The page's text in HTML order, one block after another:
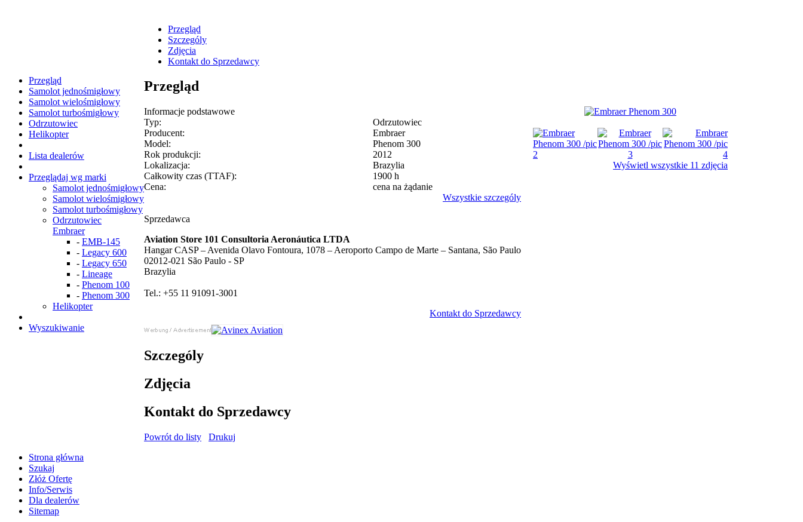
Przegląd
Samolot jednośmigłowy
Samolot wielośmigłowy
Samolot turbośmigłowy
Odrzutowiec
Helikopter
Lista dealerów
Przeglądaj wg marki
Samolot jednośmigłowy
Samolot wielośmigłowy
Samolot turbośmigłowy
Odrzutowiec
Embraer
- EMB-145
- Legacy 600
- Legacy 650
- Lineage
- Phenom 100
- Phenom 300
Helikopter
Wyszukiwanie
Przegląd
Szczególy
Zdjęcia
Kontakt do Sprzedawcy
Przegląd
Informacje podstawowe
Typ:
Odrzutowiec
Producent:
Embraer
Model:
Phenom 300
Rok produkcji:
2012
Lokalizacja:
Brazylia
Całkowity czas (TTAF):
1900 h
Cena:
cena na żądanie
Wszystkie szczególy
Sprzedawca
Aviation Store 101 Consultoria Aeronáutica LTDA
Hangar CASP – Avenida Olavo Fontoura, 1078 – Aeroporto Campo de Marte – Santana, São Paulo
02012-021 São Paulo - SP
Brazylia
Tel.: +55 11 91091-3001
Kontakt do Sprzedawcy
Wyświetl wszystkie 11 zdjęcia
Szczególy
Zdjęcia
Kontakt do Sprzedawcy
Powrót do listy
Drukuj
Strona główna
Szukaj
Złóż Ofertę
Info/Serwis
Dla dealerów
Sitemap